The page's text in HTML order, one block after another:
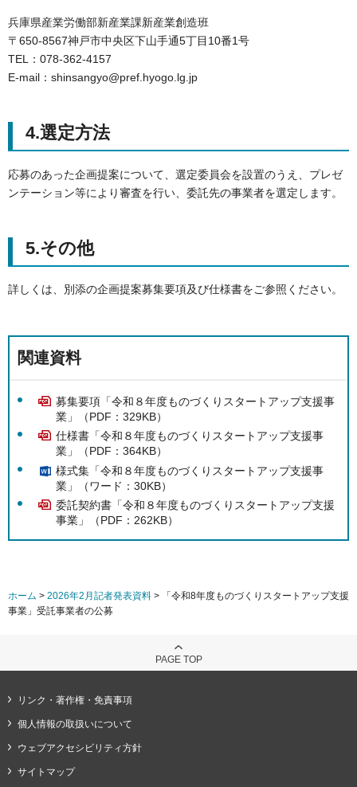
兵庫県産業労働部新産業課新産業創造班
〒650-8567神戸市中央区下山手通5丁目10番1号
TEL：078-362-4157
E-mail：shinsangyo@pref.hyogo.lg.jp
4.選定方法
応募のあった企画提案について、選定委員会を設置のうえ、プレゼ
ンテーション等により審査を行い、委託先の事業者を選定します。
5.その他
詳しくは、別添の企画提案募集要項及び仕様書をご参照ください。
関連資料
募集要項「令和８年度ものづくりスタートアップ支援事
業」（PDF：329KB）
仕様書「令和８年度ものづくりスタートアップ支援事
業」（PDF：364KB）
様式集「令和８年度ものづくりスタートアップ支援事
業」（ワード：30KB）
委託契約書「令和８年度ものづくりスタートアップ支援
事業」（PDF：262KB）
ホーム > 2026年2月記者発表資料 > 「令和8年度ものづくりスタートアップ支援
事業」受託事業者の公募
PAGE TOP
リンク・著作権・免責事項
個人情報の取扱いについて
ウェブアクセシビリティ方針
サイトマップ